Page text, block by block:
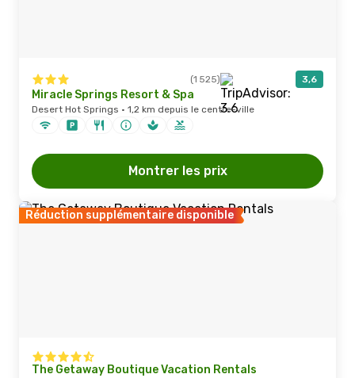
(1 525) 3,6
Miracle Springs Resort & Spa
Desert Hot Springs · 1,2 km depuis le centre-ville
Montrer les prix
Réduction supplémentaire disponible
The Getaway Boutique Vacation Rentals